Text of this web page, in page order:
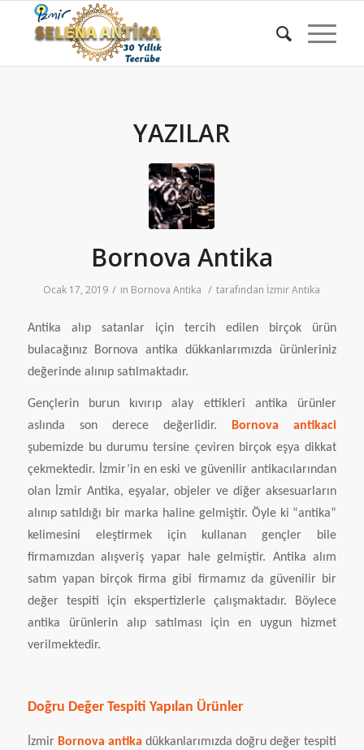
YAZILAR
Bornova Antika
Ocak 17, 2019 / in Bornova Antika / tarafından İzmir Antika
Antika alıp satanlar için tercih edilen birçok ürün
bulacağınız Bornova antika dükkanlarımızda ürünleriniz
değerinde alınıp satılmaktadır.
Gençlerin burun kıvırıp alay ettikleri antika ürünler
aslında son derece değerlidir. Bornova antikaci
şubemizde bu durumu tersine çeviren birçok eşya dikkat
çekmektedir. İzmir’in en eski ve güvenilir antikacılarından
olan İzmir Antika, eşyalar, objeler ve diğer aksesuarların
alınıp satıldığı bir marka haline gelmiştir. Öyle ki “antika”
kelimesini eleştirmek için kullanan gençler bile
firmamızdan alışveriş yapar hale gelmiştir. Antika alım
satım yapan birçok firma gibi firmamız da güvenilir bir
değer tespiti için ekspertizlerle çalışmaktadır. Böylece
antika ürünlerin alıp satılması için en uygun hizmet
verilmektedir.
Doğru Değer Tespiti Yapılan Ürünler
İzmir Bornova antika dükkanlarımızda doğru değer tespiti